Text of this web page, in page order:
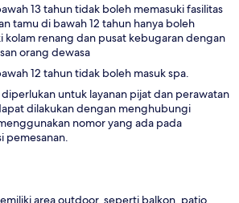
13 tahun tidak boleh memasuki fasilitas
tamu di bawah 12 tahun hanya boleh
kolam renang dan pusat kebugaran dengan
orang dewasa
12 tahun tidak boleh masuk spa.
diperlukan untuk layanan pijat dan perawatan
dilakukan dengan menghubungi
nomor yang ada pada
pemesanan.
area outdoor, seperti balkon, patio,